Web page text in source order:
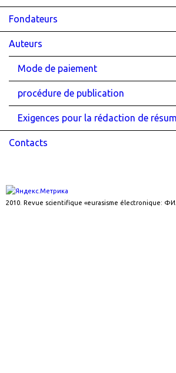
Fondateurs
Auteurs
Mode de paiement
procédure de publication
Exigences pour la rédaction de
Contacts
2010. Revue scientifique «eurasisme électronique: